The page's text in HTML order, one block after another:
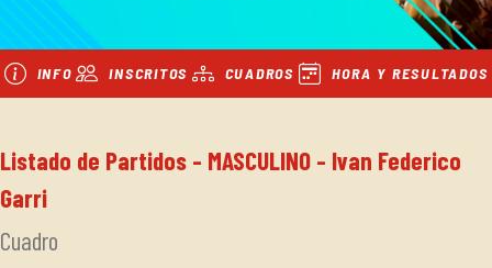
INFO INSCRITOS CUADROS HORA Y RESULTADOS
Listado de Partidos - MASCULINO - Ivan Federico
Garri
Cuadro